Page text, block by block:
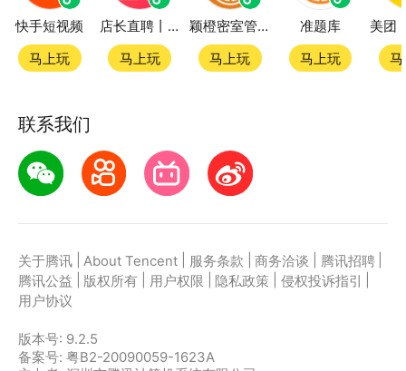
快手短视频
马上玩
店长直聘丨求职招聘找工作
马上玩
颖橙密室管家SmartOrange
马上玩
准题库
马上玩
联系我们
关于腾讯 About Tencent 服务条款 商务洽谈 腾讯招聘
腾讯公益
版权所有 用户权限 隐私政策 侵权投诉指引
用户协议
版本号: 9.2.5
备案号: 粤B2-20090059-1623A